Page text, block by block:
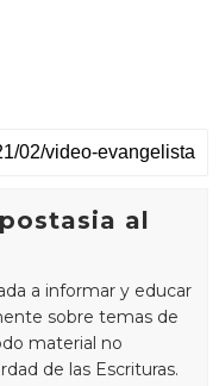
al
a informar y educar
sobre temas de
material no
de las Escrituras.